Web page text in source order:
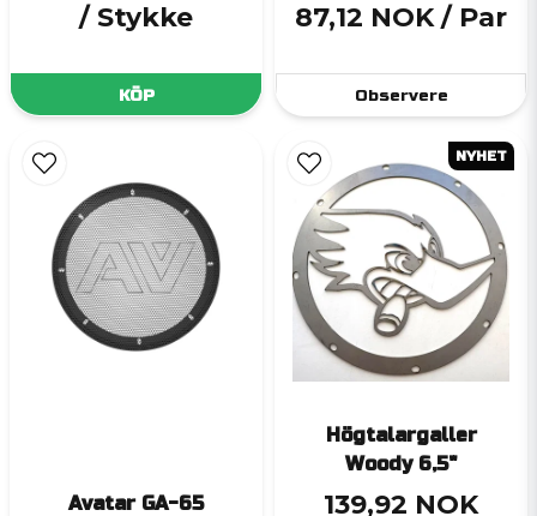
/ Stykke
KÖP
87,12 NOK / Par
Observere
Avatar GA-65
Högtalargaller
Woody 6,5"
139,92 NOK
NYHET